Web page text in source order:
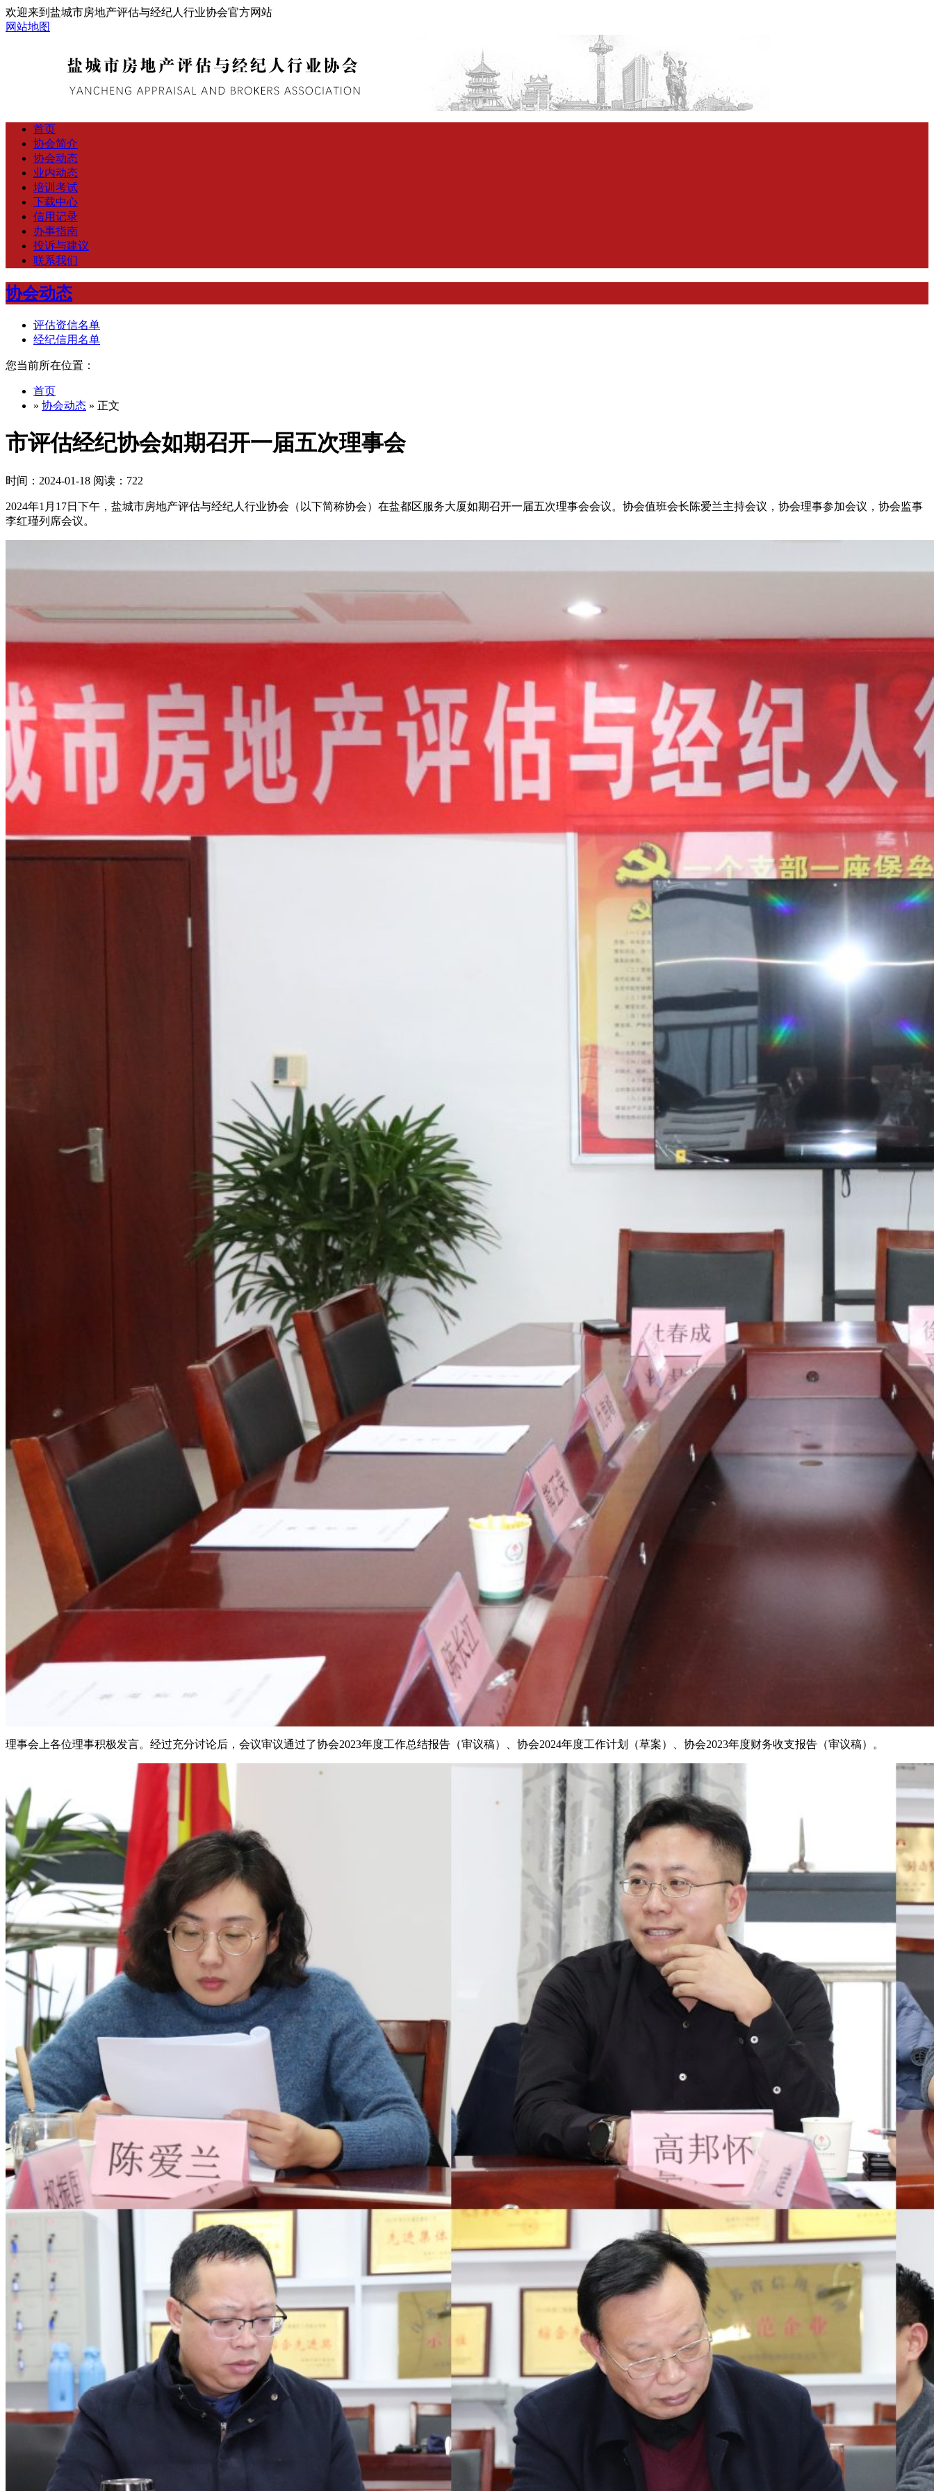
欢迎来到盐城市房地产评估与经纪人行业协会官方网站
网站地图
首页
协会简介
协会动态
业内动态
培训考试
下载中心
信用记录
办事指南
投诉与建议
联系我们
协会动态
评估资信名单
经纪信用名单
您当前所在位置：
首页
» 协会动态 » 正文
市评估经纪协会如期召开一届五次理事会
时间：2024-01-18 阅读：722
2024年1月17日下午，盐城市房地产评估与经纪人行业协会（以下简称协会）在盐都区服务大厦如期召开一届五次理事会会议。协会值班会长陈爱兰主持会议，协会理事参加会议，协会监事
李红瑾列席会议。
理事会上各位理事积极发言。经过充分讨论后，会议审议通过了协会2023年度工作总结报告（审议稿）、协会2024年度工作计划（草案）、协会2023年度财务收支报告（审议稿）。